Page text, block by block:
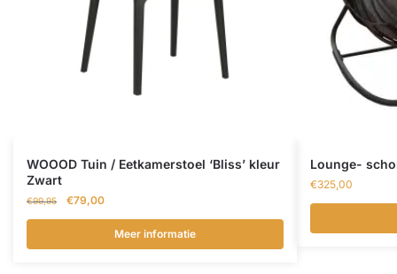
WOOOD Tuin / Eetkamerstoel ‘Bliss’ kleur
Zwart
€99,95
Oorspronkelijke
prijs
€99,95.
€79,00Huidige
prijs
€79,00.
Meer informatie
Lounge-
€325,00